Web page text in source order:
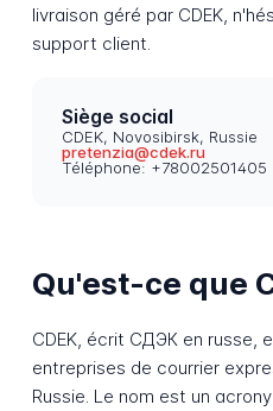
livraison géré par CDEK,
support client.
Siège social
CDEK, Novosibirsk, Russie
pretenzia@cdek.ru
Téléphone: +78002501405
Qu'est-ce que
CDEK, écrit СДЭК en russe,
entreprises de courrier
Russie. Le nom est un